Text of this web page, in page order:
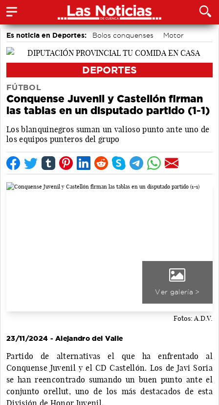
Es noticia en Deportes: Bolos conquenses
Motor
Área de Deportes
DEPORTES
FÚTBOL
Conquense Juvenil y Castellón firman
las tablas en un disputado partido (1-1)
Los blanquinegros suman un valioso punto ante uno de
los equipos punteros del grupo
Ver galería >
Fotos: A.D.V.
23/11/2024 - Alejandro del Valle
Partido de alternativas el que ha enfrentado al
Conquense Juvenil y el CD Castellón. Los de Javi Soria
se han reencontrado sumando un buen punto ante el
conjunto orellut, uno de los más destacados de esta
División de Honor Juvenil.